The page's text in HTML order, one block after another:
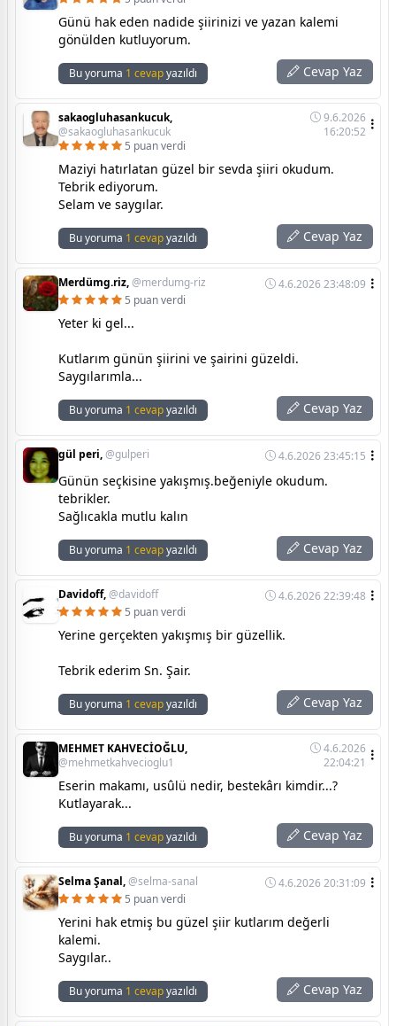
Günü hak eden nadide şiirinizi ve yazan kalemi
gönülden kutluyorum.
Bu yoruma 1 cevapyazıldı Cevap Yaz
sakaogluhasankucuk,
@sakaogluhasankucuk
9.6.2026
16:20:52
5 puan verdi
Maziyi hatırlatan güzel bir sevda şiiri okudum.
Tebrik ediyorum.
Selam ve saygılar.
Bu yoruma 1 cevapyazıldı Cevap Yaz
Merdümg.riz,@merdumg-riz
4.6.2026 23:48:09
5 puan verdi
Yeter ki gel...
Kutlarım günün şiirini ve şairini güzeldi.
Saygılarımla...
Bu yoruma 1 cevapyazıldı Cevap Yaz
gül peri,@gulperi 4.6.2026 23:45:15
Günün seçkisine yakışmış.beğeniyle okudum.
tebrikler.
Sağlıcakla mutlu kalın
Bu yoruma 1 cevapyazıldı Cevap Yaz
Davidoff,@davidoff
4.6.2026 22:39:48
5 puan verdi
Yerine gerçekten yakışmış bir güzellik.
Tebrik ederim Sn. Şair.
Bu yoruma 1 cevapyazıldı Cevap Yaz
MEHMET KAHVECİOĞLU,
@mehmetkahvecioglu1
4.6.2026
22:04:21
Eserin makamı, usûlü nedir, bestekârı kimdir...?
Kutlayarak...
Bu yoruma 1 cevapyazıldı Cevap Yaz
Selma Şanal,@selma-sanal
4.6.2026 20:31:09
5 puan verdi
Yerini hak etmiş bu güzel şiir kutlarım değerli
kalemi.
Saygılar..
Bu yoruma 1 cevapyazıldı Cevap Yaz